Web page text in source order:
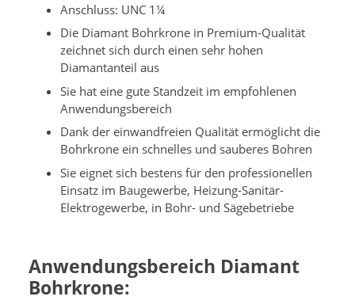
Anschluss: UNC 1¼
Die Diamant Bohrkrone in Premium-Qualität
zeichnet sich durch einen sehr hohen
Diamantanteil aus
Sie hat eine gute Standzeit im empfohlenen
Anwendungsbereich
Dank der einwandfreien Qualität ermöglicht die
Bohrkrone ein schnelles und sauberes Bohren
Sie eignet sich bestens für den professionellen
Einsatz im Baugewerbe, Heizung-Sanitär-
Elektrogewerbe, in Bohr- und Sägebetriebe
Anwendungsbereich Diamant
Bohrkrone: